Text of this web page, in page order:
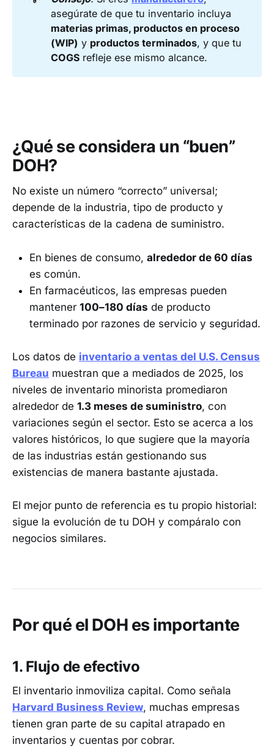
asegúrate de que tu inventario incluya
materias primas, productos en proceso
(WIP) y productos terminados, y que tu
COGSrefleje ese mismo alcance.
¿Qué se considera un “buen”
DOH?
No existe un número “correcto” universal;
depende de la industria, tipo de producto y
características de la cadena de suministro.
En bienes de consumo, alrededor de 60 días
es común.
En farmacéuticos, las empresas pueden
mantener 100–180 días de producto
terminado por razones de servicio y seguridad.
Los datos de inventario a ventas del U.S. Census
Bureau muestran que a mediados de 2025, los
niveles de inventario minorista promediaron
alrededor de 1.3 meses de suministro, con
variaciones según el sector. Esto se acerca a los
valores históricos, lo que sugiere que la mayoría
de las industrias están gestionando sus
existencias de manera bastante ajustada.
El mejor punto de referencia es tu propio historial:
sigue la evolución de tu DOH y compáralo con
negocios similares.
Por qué el DOH es importante
1. Flujo de efectivo
El inventario inmoviliza capital. Como señala
Harvard Business Review, muchas empresas
tienen gran parte de su capital atrapado en
inventarios y cuentas por cobrar.